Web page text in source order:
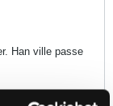
Han ville passe